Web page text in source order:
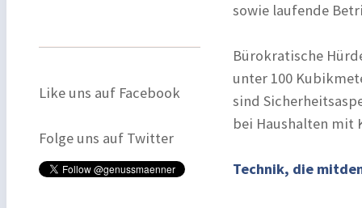
Like uns auf Facebook
Folge uns auf Twitter
sowie laufende
Bürokratische
unter 100
sind
bei Haushalten mit
Technik, die